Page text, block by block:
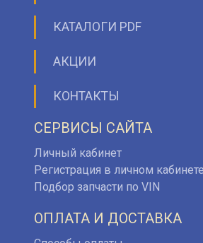
КАТАЛОГИ PDF
АКЦИИ
КОНТАКТЫ
СЕРВИСЫ САЙТА
Личный кабинет
Регистрация в личном кабинете
Подбор запчасти по VIN
ОПЛАТА И ДОСТАВКА